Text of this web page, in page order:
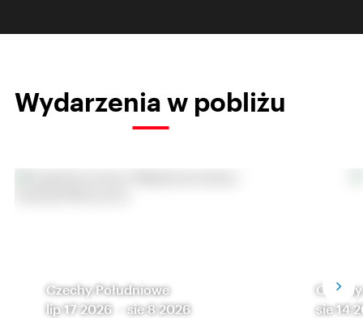
Wydarzenia w pobliżu
Czechy Południowe
lip 17 2026
-sie 8 2026
sie 14